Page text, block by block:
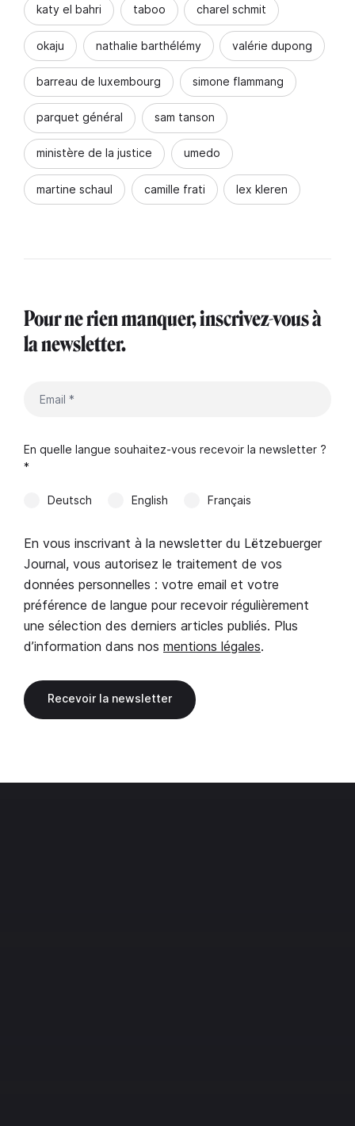
katy el bahri taboo charel schmit
okaju nathalie barthélémy valérie dupong
barreau de luxembourg simone flammang
parquet général sam tanson
ministère de la justice umedo
martine schaul camille frati lex kleren
Pour ne rien manquer, inscrivez-vous à
la newsletter.
En quelle langue souhaitez-vous recevoir la newsletter ?
*
Deutsch English Français
En vous inscrivant à la newsletter du Lëtzebuerger
Journal, vous autorisez le traitement de vos
données personnelles : votre email et votre
préférence de langue pour recevoir régulièrement
une sélection des derniers articles publiés. Plus
d’information dans nos mentions légales.